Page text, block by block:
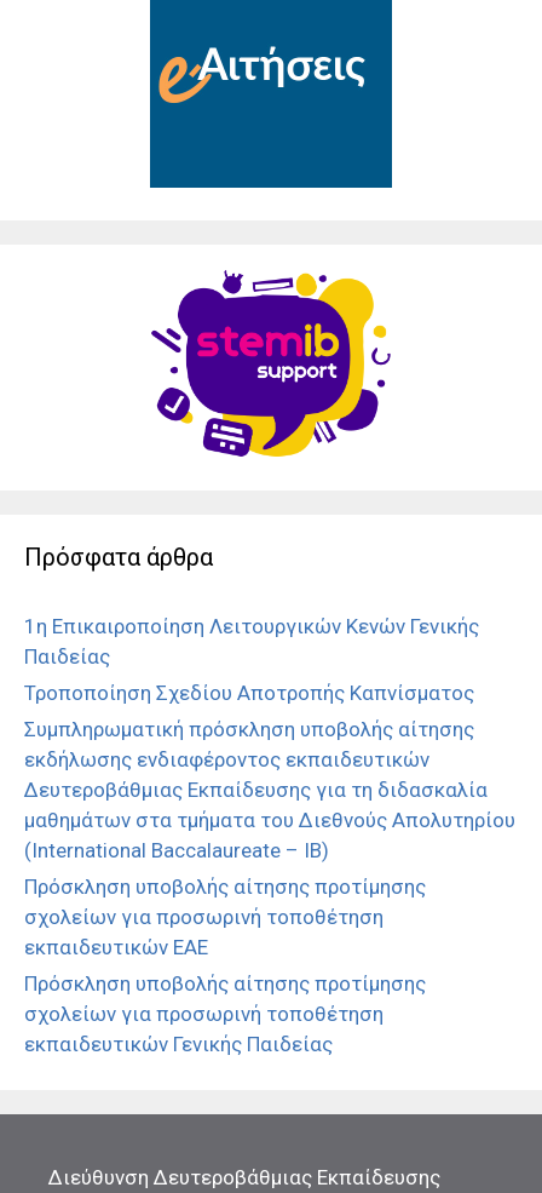
Πρόσφατα άρθρα
1η Επικαιροποίηση Λειτουργικών Κενών Γενικής
Παιδείας
Τροποποίηση Σχεδίου Αποτροπής Καπνίσματος
Συμπληρωματική πρόσκληση υποβολής αίτησης
εκδήλωσης ενδιαφέροντος εκπαιδευτικών
Δευτεροβάθμιας Εκπαίδευσης για τη διδασκαλία
μαθημάτων στα τμήματα του Διεθνούς Απολυτηρίου
(International Baccalaureate – IB)
Πρόσκληση υποβολής αίτησης προτίμησης
σχολείων για προσωρινή τοποθέτηση
εκπαιδευτικών ΕΑΕ
Πρόσκληση υποβολής αίτησης προτίμησης
σχολείων για προσωρινή τοποθέτηση
εκπαιδευτικών Γενικής Παιδείας
Διεύθυνση Δευτεροβάθμιας Εκπαίδευσης